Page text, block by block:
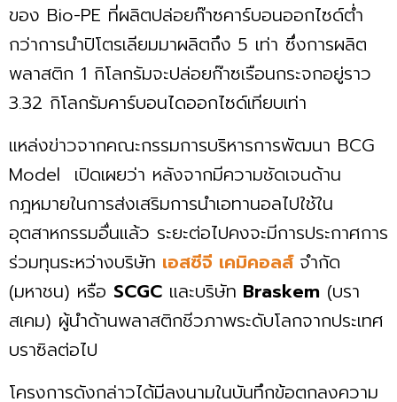
ของ Bio-PE ที่ผลิตปล่อยก๊าซคาร์บอนออกไซด์ตํ่า
กว่าการนำปิโตรเลียมมาผลิตถึง 5 เท่า ซึ่งการผลิต
พลาสติก 1 กิโลกรัมจะปล่อยก๊าซเรือนกระจกอยู่ราว
3.32 กิโลกรัมคาร์บอนไดออกไซด์เทียบเท่า
แหล่งข่าวจากคณะกรรมการบริหารการพัฒนา BCG
Model เปิดเผยว่า หลังจากมีความชัดเจนด้าน
กฎหมายในการส่งเสริมการนำเอทานอลไปใช้ใน
อุตสาหกรรมอื่นแล้ว ระยะต่อไปคงจะมีการประกาศการ
ร่วมทุนระหว่างบริษัท เอสซีจี เคมิคอลส์ จำกัด
(มหาชน) หรือ SCGC และบริษัท Braskem (บรา
สเคม) ผู้นำด้านพลาสติกชีวภาพระดับโลกจากประเทศ
บราซิลต่อไป
โครงการดังกล่าวได้มีลงนามในบันทึกข้อตกลงความ